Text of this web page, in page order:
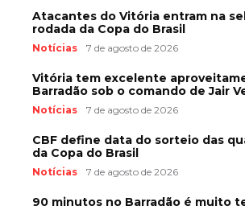
Atacantes do Vitória entram na
rodada da Copa do Brasil
Notícias 7 de agosto de 2026
Vitória tem excelente
Barradão sob o comando de Jair
Notícias 7 de agosto de 2026
CBF define data do sorteio das
da Copa do Brasil
Notícias 7 de agosto de 2026
90 minutos no Barradão é muito